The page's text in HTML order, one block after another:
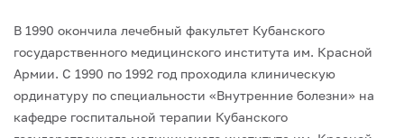
В 1990 окончила лечебный факультет Кубанского
государственного медицинского института им. Красной
Армии. С 1990 по 1992 год проходила клиническую
ординатуру по специальности «Внутренние болезни» на
кафедре госпитальной терапии Кубанского